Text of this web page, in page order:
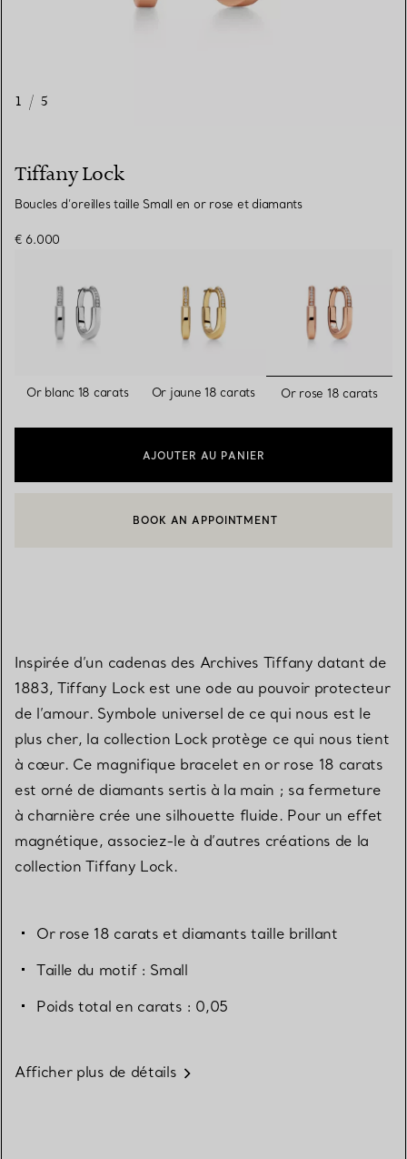
1 / 5
Tiffany Lock
Boucles d’oreilles taille Small en or rose et diamants
€ 6.000
Or blanc 18 carats Or jaune 18 carats Or rose 18 carats
AJOUTER AU PANIER
CONTACTER UN CONSEILLER CLIENT OU PRENDRE RENDEZ-
BOOK AN APPOINTMENT
Inspirée d’un cadenas des Archives Tiffany datant de
1883, Tiffany Lock est une ode au pouvoir protecteur
de l’amour. Symbole universel de ce qui nous est le
plus cher, la collection Lock protège ce qui nous tient
à cœur. Ce magnifique bracelet en or rose 18 carats
est orné de diamants sertis à la main ; sa fermeture
à charnière crée une silhouette fluide. Pour un effet
magnétique, associez-le à d’autres créations de la
collection Tiffany Lock.
Or rose 18 carats et diamants taille brillant
Taille du motif : Small
Poids total en carats : 0,05
Afficher plus de détails